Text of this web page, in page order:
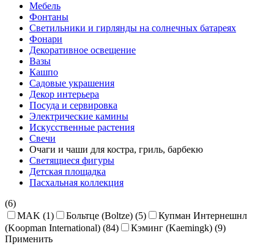
Мебель
Фонтаны
Светильники и гирлянды на солнечных батареях
Фонари
Декоративное освещение
Вазы
Кашпо
Садовые украшения
Декор интерьера
Посуда и сервировка
Электрические камины
Искусственные растения
Свечи
Очаги и чаши для костра, гриль, барбекю
Светящиеся фигуры
Детская площадка
Пасхальная коллекция
(6)
MAK (1)
Больтце (Boltze) (5)
Купман Интернешнл
(Koopman International) (84)
Кэминг (Kaemingk) (9)
Применить